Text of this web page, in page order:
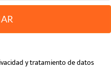
y tratamiento de datos